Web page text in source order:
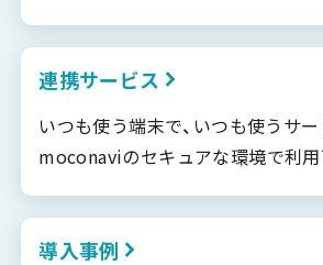
連携サービス
いつも使う端末で、いつも使うサー
moconaviのセキュアな環境で利
導入事例